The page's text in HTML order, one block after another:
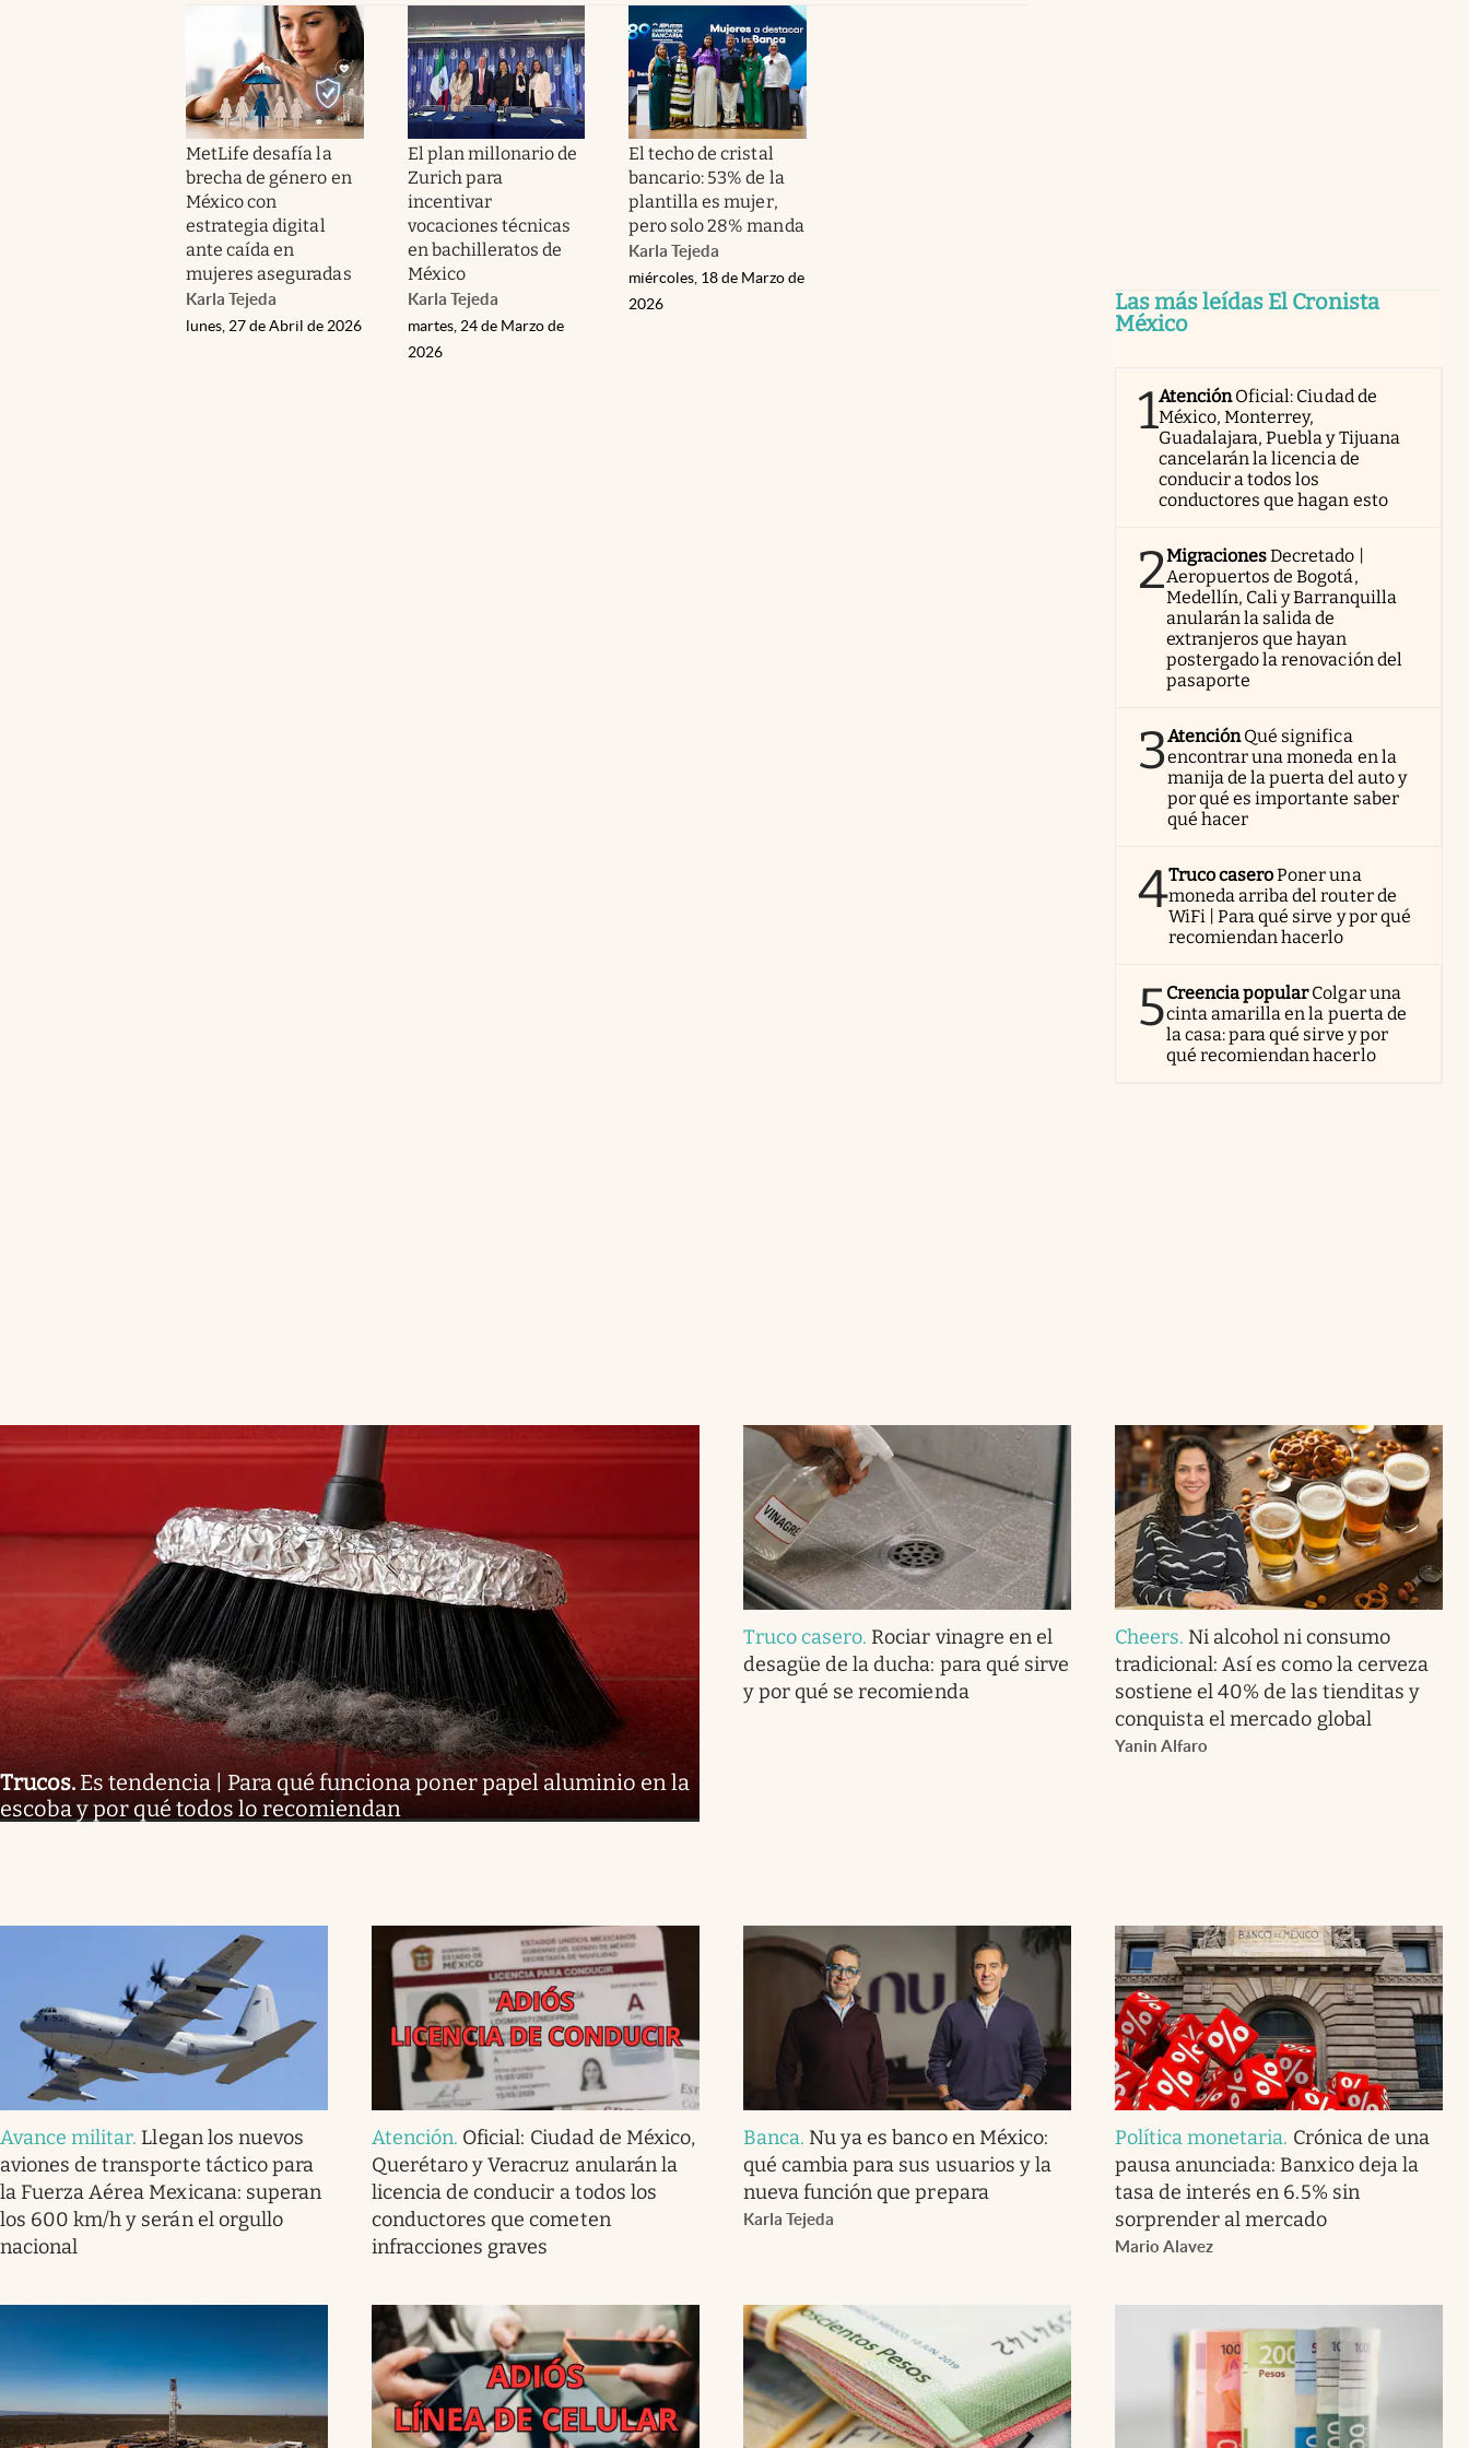
MetLife desafía la
brecha de género en
México con
estrategia digital
ante caída en
mujeres aseguradas
Karla Tejeda
lunes, 27 de Abril de 2026
El plan millonario de
Zurich para
incentivar
vocaciones técnicas
en bachilleratos de
México
Karla Tejeda
martes, 24 de Marzo de
2026
El techo de cristal
bancario: 53% de la
plantilla es mujer,
pero solo 28% manda
Karla Tejeda
miércoles, 18 de Marzo de
2026
Las más leídas El Cronista
México
1AtenciónOficial: Ciudad de
México, Monterrey,
Guadalajara, Puebla y Tijuana
cancelarán la licencia de
conducir a todos los
conductores que hagan esto
2MigracionesDecretado |
Aeropuertos de Bogotá,
Medellín, Cali y Barranquilla
anularán la salida de
extranjeros que hayan
postergado la renovación del
pasaporte
3AtenciónQué significa
encontrar una moneda en la
manija de la puerta del auto y
por qué es importante saber
qué hacer
4Truco caseroPoner una
moneda arriba del router de
WiFi | Para qué sirve y por qué
recomiendan hacerlo
5Creencia popularColgar una
cinta amarilla en la puerta de
la casa: para qué sirve y por
qué recomiendan hacerlo
Trucos. Es tendencia | Para qué funciona poner papel aluminio en la
escoba y por qué todos lo recomiendan
Truco casero. Rociar vinagre en el
desagüe de la ducha: para qué sirve
y por qué se recomienda
Cheers. Ni alcohol ni consumo
tradicional: Así es como la cerveza
sostiene el 40% de las tienditas y
conquista el mercado global
Yanin Alfaro
Avance militar. Llegan los nuevos
aviones de transporte táctico para
la Fuerza Aérea Mexicana: superan
los 600 km/h y serán el orgullo
nacional
Atención. Oficial: Ciudad de México,
Querétaro y Veracruz anularán la
licencia de conducir a todos los
conductores que cometen
infracciones graves
Banca. Nu ya es banco en México:
qué cambia para sus usuarios y la
nueva función que prepara
Karla Tejeda
Política monetaria. Crónica de una
pausa anunciada: Banxico deja la
tasa de interés en 6.5% sin
sorprender al mercado
Mario Alavez